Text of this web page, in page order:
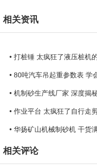
相关资讯
• 打桩锤 太疯狂了液压桩机
• 80吨汽车吊起重参数表 学
• 机制砂生产线厂家 深度揭
• 作业平台 太疯狂了自行走
• 华扬矿山机械制砂机 干货
相关评论